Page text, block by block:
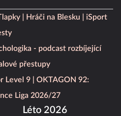
Hráči na Blesku
iSport
- podcast rozbíjející
přestupy
Level 9
OKTAGON 92:
Liga 2026/27
Léto 2026